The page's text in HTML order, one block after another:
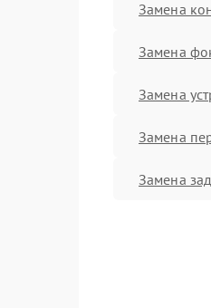
Замена
Замена
Замена
Замена
Замена